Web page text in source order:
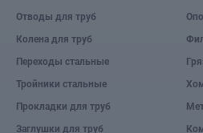
Отводы для труб
Колена для труб
Переходы стальные
Тройники стальные
Прокладки для труб
Заглушки для труб